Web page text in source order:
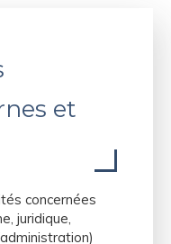
et
concernées
juridique,